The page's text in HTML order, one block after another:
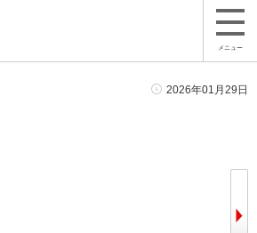
メニュー
2026年01月29日